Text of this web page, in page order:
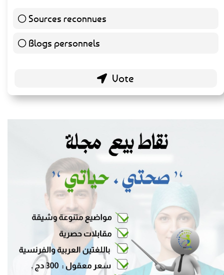
Sources reconnues
Blogs personnels